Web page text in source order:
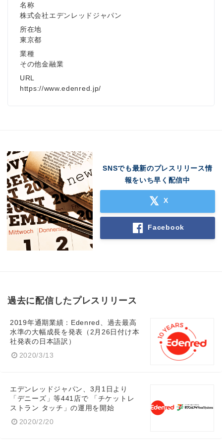
名称
株式会社エデンレッドジャパン
所在地
東京都
業種
その他金融業
URL
https://www.edenred.jp/
SNSでも最新のプレスリリース情
報をいち早く配信中
X
Facebook
過去に配信したプレスリリース
2019年通期業績：Edenred、過去最高
水準の大幅成長を発表（2月26日付け本
社発表の日本語訳）
2020/3/13
エデンレッドジャパン、3月1日より
「デニーズ」等441店で 「チケットレ
ストラン タッチ」の運用を開始
2020/2/20
Japanese